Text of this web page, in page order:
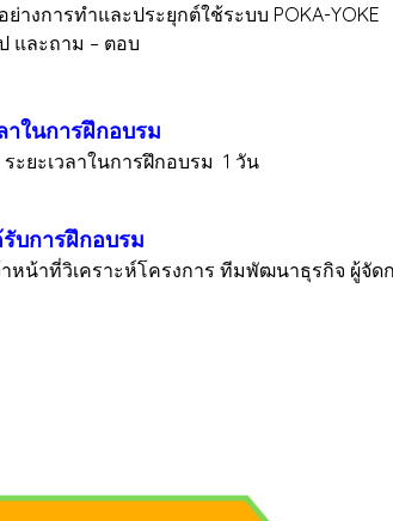
ย่างการทำและประยุกต์ใช้ระบบ POKA-YOKE
และถาม – ตอบ
าในการฝึกอบรม
เวลาในการฝึกอบรม 1 วัน
บการฝึกอบรม
ที่วิเคราะห์โครงการ ทีมพัฒนาธุรกิจ ผู้จัดก